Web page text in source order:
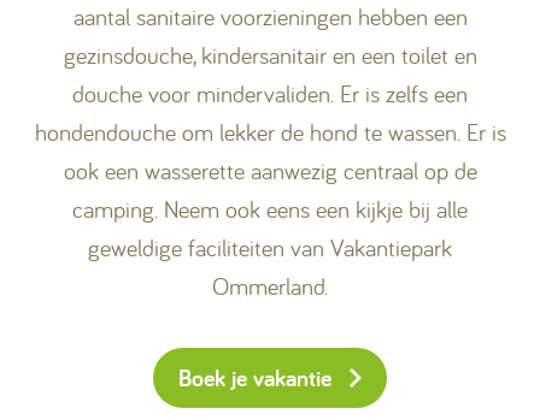
aantal sanitaire voorzieningen hebben een
gezinsdouche, kindersanitair en een toilet en
douche voor mindervaliden. Er is zelfs een
hondendouche om lekker de hond te wassen. Er is
ook een wasserette aanwezig centraal op de
camping. Neem ook eens een kijkje bij alle
geweldige faciliteiten van Vakantiepark
Ommerland.
Boek je vakantie